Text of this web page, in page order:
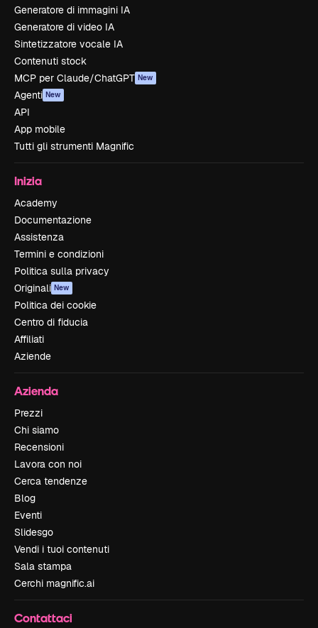
Generatore di immagini IA
Generatore di video IA
Sintetizzatore vocale IA
Contenuti stock
MCP per Claude/ChatGPT New
Agenti New
API
App mobile
Tutti gli strumenti Magnific
Inizia
Academy
Documentazione
Assistenza
Termini e condizioni
Politica sulla privacy
Originali New
Politica dei cookie
Centro di fiducia
Affiliati
Aziende
Azienda
Prezzi
Chi siamo
Recensioni
Lavora con noi
Cerca tendenze
Blog
Eventi
Slidesgo
Vendi i tuoi contenuti
Sala stampa
Cerchi magnific.ai
Contattaci